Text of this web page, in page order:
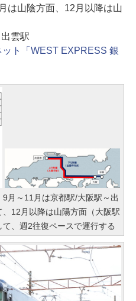
は山陰方面、12月以降は山
雲駅
ト「WEST EXPRESS 銀
9月～11月は京都駅/大阪駅～出
12月以降は山陽方面（大阪駅
、週2往復ペースで運行する